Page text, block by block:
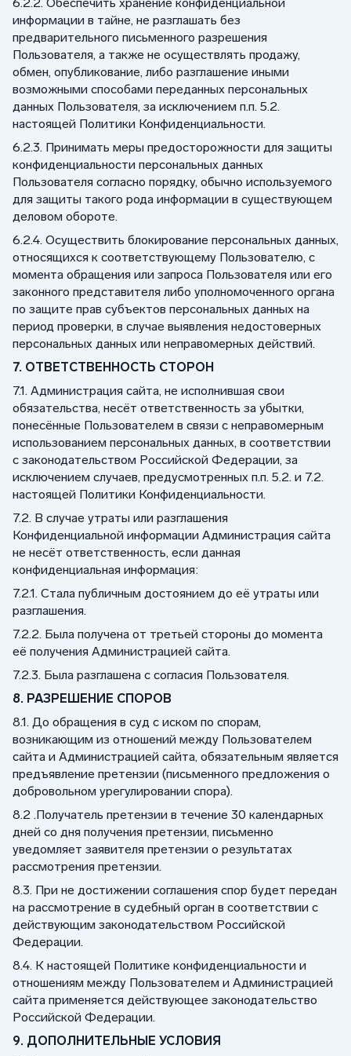
информации в тайне, не разглашать без
предварительного письменного разрешения
Пользователя, а также не осуществлять продажу,
обмен, опубликование, либо разглашение иными
возможными способами переданных персональных
данных Пользователя, за исключением п.п. 5.2.
настоящей Политики Конфиденциальности.
6.2.3. Принимать меры предосторожности для защиты
конфиденциальности персональных данных
Пользователя согласно порядку, обычно используемого
для защиты такого рода информации в существующем
деловом обороте.
6.2.4. Осуществить блокирование персональных данных,
относящихся к соответствующему Пользователю, с
момента обращения или запроса Пользователя или его
законного представителя либо уполномоченного органа
по защите прав субъектов персональных данных на
период проверки, в случае выявления недостоверных
персональных данных или неправомерных действий.
7. ОТВЕТСТВЕННОСТЬ СТОРОН
7.1. Администрация сайта, не исполнившая свои
обязательства, несёт ответственность за убытки,
понесённые Пользователем в связи с неправомерным
использованием персональных данных, в соответствии
с законодательством Российской Федерации, за
исключением случаев, предусмотренных п.п. 5.2. и 7.2.
настоящей Политики Конфиденциальности.
7.2. В случае утраты или разглашения
Конфиденциальной информации Администрация сайта
не несёт ответственность, если данная
конфиденциальная информация:
7.2.1. Стала публичным достоянием до её утраты или
разглашения.
7.2.2. Была получена от третьей стороны до момента
её получения Администрацией сайта.
7.2.3. Была разглашена с согласия Пользователя.
8. РАЗРЕШЕНИЕ СПОРОВ
8.1. До обращения в суд с иском по спорам,
возникающим из отношений между Пользователем
сайта и Администрацией сайта, обязательным является
предъявление претензии (письменного предложения о
добровольном урегулировании спора).
8.2 .Получатель претензии в течение 30 календарных
дней со дня получения претензии, письменно
уведомляет заявителя претензии о результатах
рассмотрения претензии.
8.3. При не достижении соглашения спор будет передан
на рассмотрение в судебный орган в соответствии с
действующим законодательством Российской
Федерации.
8.4. К настоящей Политике конфиденциальности и
отношениям между Пользователем и Администрацией
сайта применяется действующее законодательство
Российской Федерации.
9. ДОПОЛНИТЕЛЬНЫЕ УСЛОВИЯ